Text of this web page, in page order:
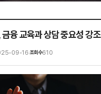
융 교육과 상담 중요성 강조
09-16 |조회수610